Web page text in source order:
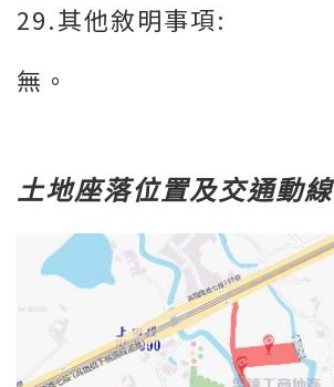
29.其他敘明事項:
無。
土地座落位置及交通動線